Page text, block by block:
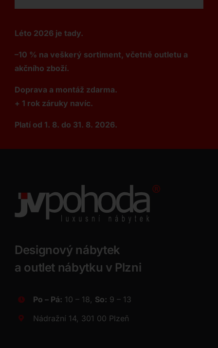
Léto 2026 je tady.
–10 % na veškerý sortiment, včetně outletu a
akčního zboží.
Doprava a montáž zdarma.
+ 1 rok záruky navíc.
Platí od 1. 8. do 31. 8. 2026.
Designový nábytek
a outlet nábytku v Plzni
Po – Pá: 10 – 18, So: 9 – 13
Nádražní 14, 301 00 Plzeň